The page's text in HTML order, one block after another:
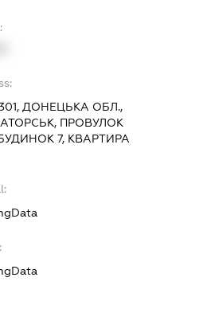
ДОНЕЦЬКА ОБЛ.,
ПРОВУЛОК
7, КВАРТИРА